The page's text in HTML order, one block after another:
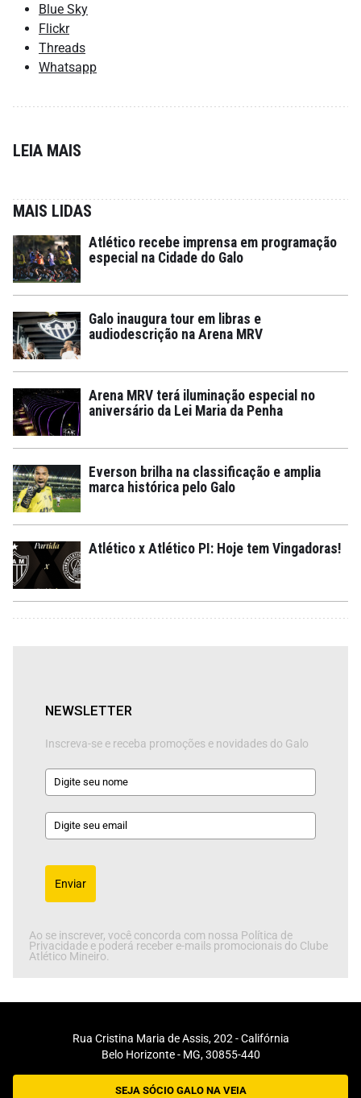
Blue Sky
Flickr
Threads
Whatsapp
LEIA MAIS
MAIS LIDAS
Atlético recebe imprensa em programação
especial na Cidade do Galo
Galo inaugura tour em libras e
audiodescrição na Arena MRV
Arena MRV terá iluminação especial no
aniversário da Lei Maria da Penha
Everson brilha na classificação e amplia
marca histórica pelo Galo
Atlético x Atlético PI: Hoje tem Vingadoras!
NEWSLETTER
Inscreva-se e receba promoções e novidades do Galo
Enviar
Ao se inscrever, você concorda com nossa Política de
Privacidade e poderá receber e-mails promocionais do Clube
Atlético Mineiro.
Rua Cristina Maria de Assis, 202 - Califórnia
Belo Horizonte - MG, 30855-440
SEJA SÓCIO GALO NA VEIA